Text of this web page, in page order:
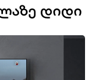
ᲓᲘᲓᲘ